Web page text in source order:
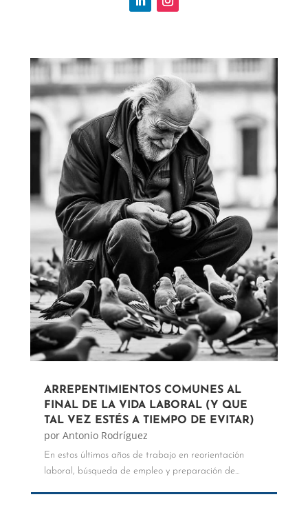
ARREPENTIMIENTOS COMUNES AL
FINAL DE LA VIDA LABORAL (Y QUE
TAL VEZ ESTÉS A TIEMPO DE EVITAR)
por Antonio Rodríguez
En estos últimos años de trabajo en reorientación
laboral, búsqueda de empleo y preparación de...